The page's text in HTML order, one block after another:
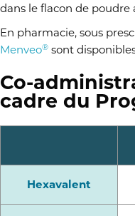
dans le flacon de
En pharmacie, sous
Menveo® sont
Co-
cadre du
Hexavalent